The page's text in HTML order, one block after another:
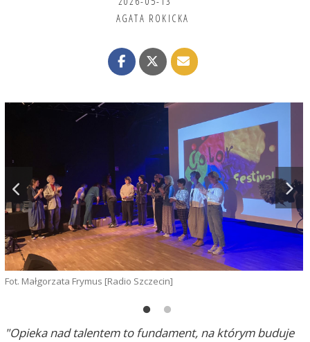
AGATA ROKICKA
Fot. Małgorzata Frymus [Radio Szczecin]
"Opieka nad talentem to fundament, na którym buduje